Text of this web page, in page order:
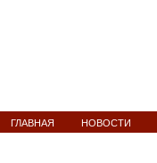
ГЛАВНАЯ НОВОСТИ